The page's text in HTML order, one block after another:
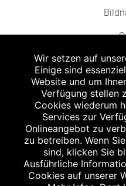
Abgabe in haushaltsüblichen
und Satzfehler keine Haftung.
Zu Risiken und Nebenwirkungen
Sie Ihren Arzt oder Apotheker.
Angabe nach der deutschen
(AEP). Der AEP ist keine
AEP ist ein von den Apotheken in
Arzneimittel. Er entspricht in der
Wir setzen auf
Einige sind
Website und um
Verfügung stellen
Cookies wiederum
Services zur
Onlineangebot zu
zu betreiben. Wenn
sind, klicken Sie
Ausführliche
Cookies auf unserer